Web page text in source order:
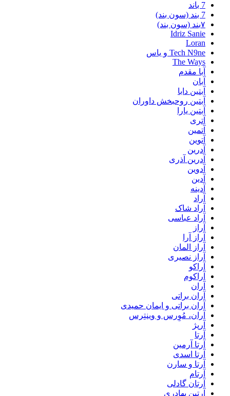
7 باند
7 بند (سون بند)
۷بند (سون بند)
Idriz Sanie
Loran
Tech N9ne و یاس
The Ways
آبا مقدم
آبان
آبتین دابا
آبتین روحبخش داوران
آبتین یارا
آتری
آتمین
آتوین
آدرین
آدرین آذری
آدوین
آدین
آدینه
آراد
آراد شاک
آراد عباسی
آراز
آراز آرا
آراز المان
آراز نصیری
آراکو
آراکوم
آران
آران براتی
آران براتی و ایمان حمیدی
آران، مُوِرس و وینتِرس
آرپژ
آرتا
آرتا آرمین
آرتا اسدی
آرتا و سارن
آرتام
آرتان گادلی
آرتبن بهادری